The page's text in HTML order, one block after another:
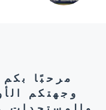
مرحبًا بكم
وجهتكم